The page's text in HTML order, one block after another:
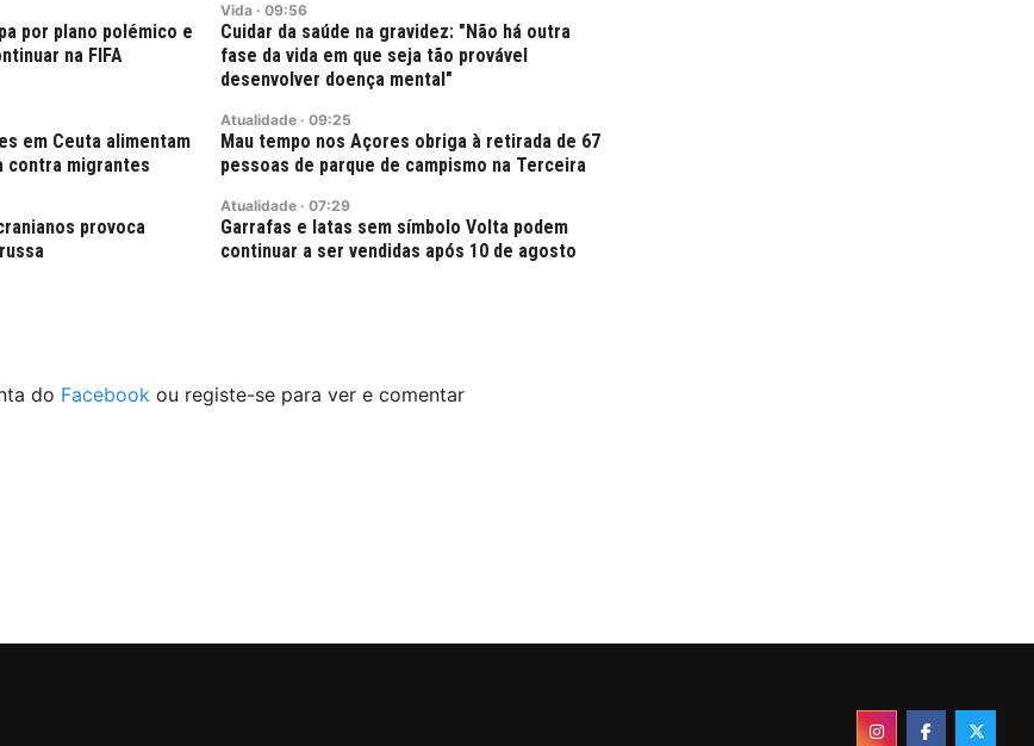
por plano polémico e
na FIFA
Vida · 09:56
Cuidar da saúde na gravidez: "Não há outra
fase da vida em que seja tão provável
desenvolver doença mental"
em Ceuta alimentam
contra migrantes
Atualidade · 09:25
Mau tempo nos Açores obriga à retirada de 67
pessoas de parque de campismo na Terceira
provoca
Atualidade · 07:29
Garrafas e latas sem símbolo Volta podem
continuar a ser vendidas após 10 de agosto
do Facebook ou registe-se para ver e comentar